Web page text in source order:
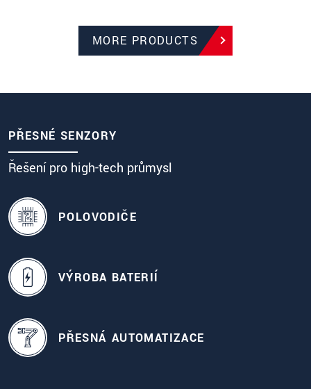
Systémy pro sledování výrobních a pásových
MORE PRODUCTS
PŘESNÉ SENZORY
Řešení pro high-tech průmysl
POLOVODIČE
VÝROBA BATERIÍ
PŘESNÁ AUTOMATIZACE